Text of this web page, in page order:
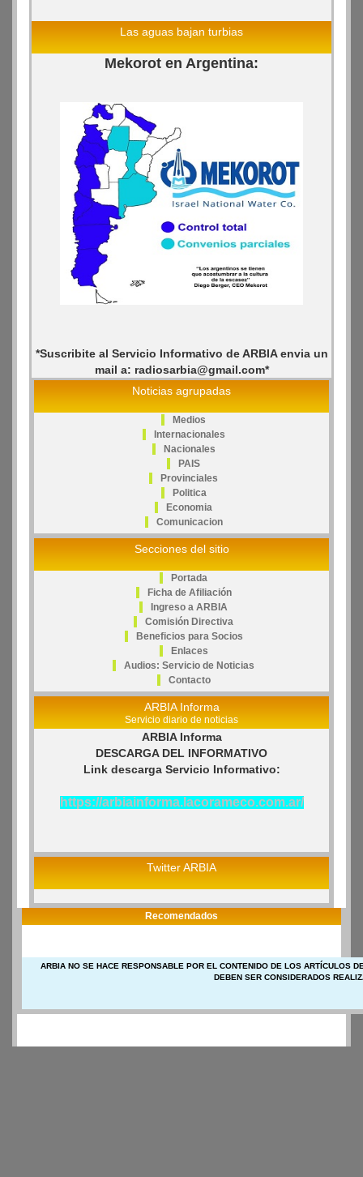
Las aguas bajan turbias
Mekorot en Argentina:
*Suscribite al Servicio Informativo de ARBIA envia un
mail a: radiosarbia@gmail.com*
Noticias agrupadas
Medios
Internacionales
Nacionales
PAIS
Provinciales
Politica
Economia
Comunicacion
Secciones del sitio
Portada
Ficha de Afiliación
Ingreso a ARBIA
Comisión Directiva
Beneficios para Socios
Enlaces
Audios: Servicio de Noticias
Contacto
ARBIA Informa
Servicio diario de noticias
ARBIA Informa
DESCARGA DEL INFORMATIVO
Link descarga Servicio Informativo:
https://arbiainforma.lacorameco.com.ar/
Twitter ARBIA
Recomendados
ARBIA NO SE HACE RESPONSABLE POR EL CONTENIDO DE LOS ARTÍCULOS
DEBEN SER CONSIDERADOS